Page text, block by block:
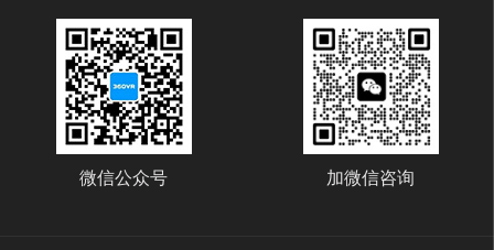
微信公众号 加微信咨询